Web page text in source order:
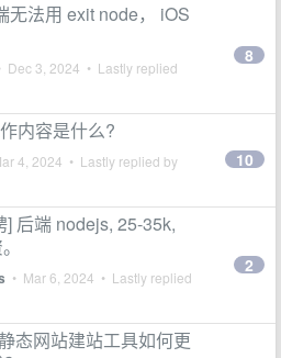
无法用 exit node， iOS
Dec 3, 2024 • Lastly replied
8
内容是什么?
4, 2024 • Lastly replied by 10
后端 nodejs, 25-35k,
• Mar 6, 2024 • Lastly replied
2
态网站建站工具如何更